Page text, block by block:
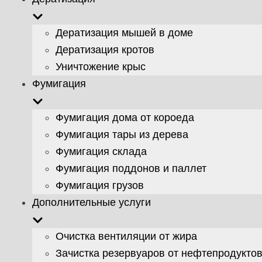
Дератизация мышей в доме
Дератизация кротов
Уничтожение крыс
Фумигация
Фумигация дома от короеда
Фумигация тары из дерева
Фумигация склада
Фумигация поддонов и паллет
Фумигация грузов
Дополнительные услуги
Очистка вентиляции от жира
Зачистка резервуаров от нефтепродуктов